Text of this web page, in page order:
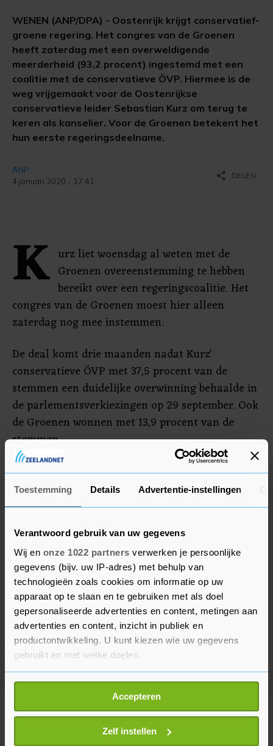
Toestemming Details Advertentie-instellingen
Verantwoord gebruik van uw gegevens
Wij en onze 1022 partners verwerken je persoonlijke
gegevens (bijv. uw IP-adres) met behulp van
technologieën zoals cookies om informatie op uw
apparaat op te slaan en te gebruiken met als doel
gepersonaliseerde advertenties en content, metingen aan
advertenties en content, inzicht in publiek en
productontwikkeling. U kunt kiezen wie uw gegevens
gebruikt en met welke doelen.
Als u het toestaat, willen we ook graag:
Informatie verzamelen over uw geografische
locatie, die tot een paar meter nauwkeurig kan zijn
Uw apparaat identificeren door het actief te
Accepteren
Zelf instellen
WENEN (ANP/DPA) - Oostenrijk krijgt conservatief-
groene regering. Het congres van de Groenen
heeft zaterdag met een overweldigende
meerderheid (93,2 procent) ingestemd met een
coalitie met de conservatieve ÖVP. Hiermee is de
weg vrijgemaakt voor de Oostenrijkse
conservatieve leider Sebastian Kurz om terug te
keren als kanselier. Voor de Groenen betekent het
hun eerste regeringsdeelname.
ANP
4 januari 2020 - 17:41
share DELEN
K urz liet woensdag al weten met de
Groenen overeenstemming te hebben
bereikt over een regeringscoalitie. Het
congres van de Groenen moest hier alleen
zaterdag nog mee instemmen.
De deal komt drie maanden nadat Kurz'
conservatieve ÖVP met 37,5 procent van de
stemmen een duidelijke overwinning behaalde in
de parlementsverkiezingen op 29 september. Ook
de Groenen wonnen met 13,9 procent van de
stemmen.
Meer uit Politiek